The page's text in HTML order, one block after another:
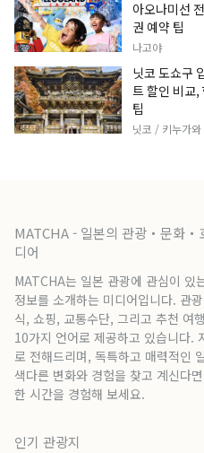
아오나미선
권 예약 팁
나고야
닛코 도쇼구
트 할인 비교,
팁
닛코 / 키누가와
MATCHA - 일본의 관광・문화・
디어
MATCHA는 일본 관광에 관심이 있
정보를 소개하는 미디어입니다. 관
식, 쇼핑, 교통수단, 그리고 추천 여
10가지 언어로 제공하고 있습니다.
로 전해드리며, 독특하고 매력적인
색다른 변화와 경험을 찾고 계신다
한 시간을 경험해 보세요.
인기 관광지